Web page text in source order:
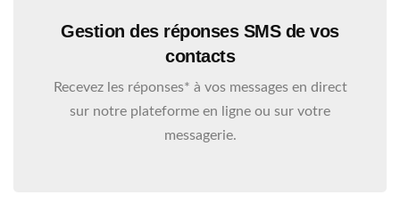
Gestion des réponses SMS de vos
contacts
Recevez les réponses* à vos messages en direct
sur notre plateforme en ligne ou sur votre
messagerie.